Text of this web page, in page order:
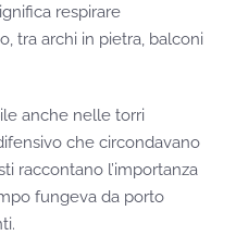
respirare
tra archi in pietra, balconi
anche nelle torri
che circondavano
raccontano l’importanza
fungeva da porto